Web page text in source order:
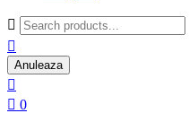


Anuleaza

 0